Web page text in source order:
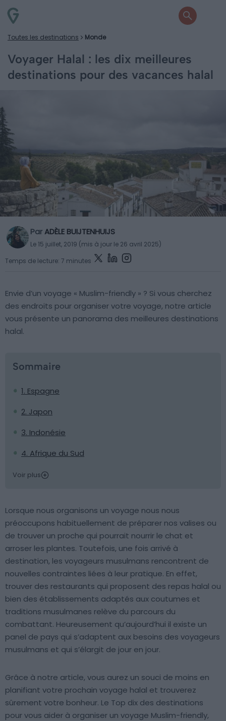
Toutes les destinations Monde
Voyager Halal : les dix meilleures
destinations pour des vacances halal
ParADÈLE BUIJTENHUIJS
Le 15 juillet, 2019 (mis à jour le 26 avril 2025)
Temps de lecture: 7 minutes
Envie d’un voyage « Muslim-friendly » ? Si vous cherchez
des endroits pour organiser votre voyage, notre article
vous présente un panorama des meilleures destinations
halal.
Sommaire
1. Espagne
2. Japon
3. Indonésie
4. Afrique du Sud
Voir plus
Lorsque nous organisons un voyage nous nous
préoccupons habituellement de préparer nos valises ou
de trouver un proche qui pourrait nourrir le chat et
arroser les plantes. Toutefois, une fois arrivé à
destination, les voyageurs musulmans rencontrent de
nouvelles contraintes liées à leur pratique. En effet,
trouver des restaurants qui proposent des repas halal ou
bien des établissements adaptés aux coutumes et
traditions musulmanes relève du parcours du
combattant. Heureusement qu’aujourd’hui il existe un
panel de pays qui s’adaptent aux besoins des voyageurs
musulmans et qui s’élargit de jour en jour.
Grâce à notre article, vous aurez un souci de moins en
planifiant votre prochain voyage halal et trouverez
sûrement votre bonheur. Le Top dix des destinations
pour vous aider à organiser un voyage Muslim-friendly,